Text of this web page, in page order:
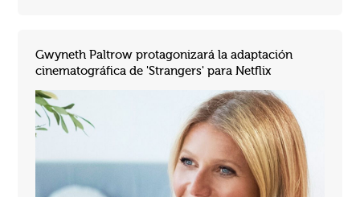
Gwyneth Paltrow protagonizará la adaptación
cinematográfica de 'Strangers' para Netflix